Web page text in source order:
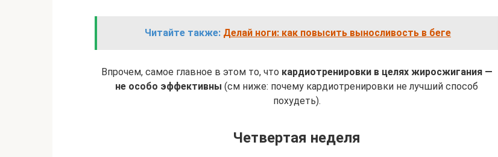
Читайте также: Делай ноги: как повысить выносливость в беге
Впрочем, самое главное в этом то, что кардиотренировки в целях жиросжигания —
не особо эффективны (см ниже: почему кардиотренировки не лучший способ
похудеть).
Четвертая неделя